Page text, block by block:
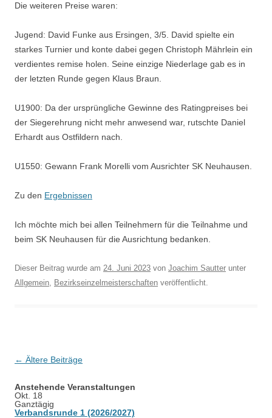
Die weiteren Preise waren:
Jugend: David Funke aus Ersingen, 3/5. David spielte ein
starkes Turnier und konte dabei gegen Christoph Mährlein ein
verdientes remise holen. Seine einzige Niederlage gab es in
der letzten Runde gegen Klaus Braun.
U1900: Da der ursprüngliche Gewinne des Ratingpreises bei
der Siegerehrung nicht mehr anwesend war, rutschte Daniel
Erhardt aus Ostfildern nach.
U1550: Gewann Frank Morelli vom Ausrichter SK Neuhausen.
Zu den Ergebnissen
Ich möchte mich bei allen Teilnehmern für die Teilnahme und
beim SK Neuhausen für die Ausrichtung bedanken.
Dieser Beitrag wurde am 24. Juni 2023 von Joachim Sautter unter
Allgemein, Bezirkseinzelmeisterschaften veröffentlicht.
Beitragsnavigation
← Ältere Beiträge
Anstehende Veranstaltungen
Okt. 18
Ganztägig
Verbandsrunde 1 (2026/2027)